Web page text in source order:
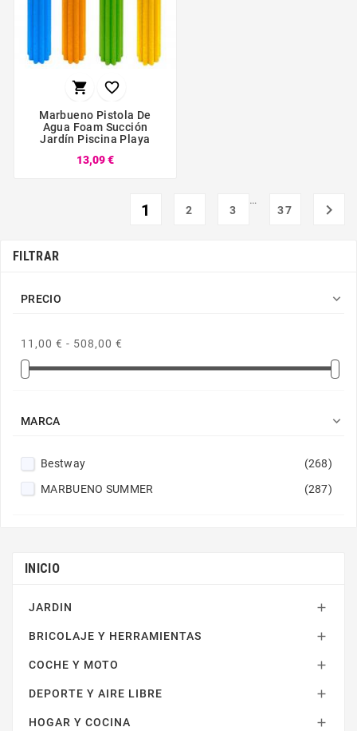
 
Marbueno Pistola De
Agua Foam Succión
Jardín Piscina Playa
13,09 €
1 2 3
…
37

FILTRAR
PRECIO 
11,00 € - 508,00 €
MARCA 
Bestway
(268)
MARBUENO SUMMER
(287)
INICIO
JARDIN 
BRICOLAJE Y HERRAMIENTAS 
COCHE Y MOTO 
DEPORTE Y AIRE LIBRE 
HOGAR Y COCINA 